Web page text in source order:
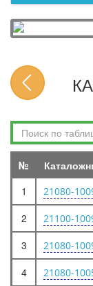
№
1
21080-
2
21100-
3
21080-
4
21080-